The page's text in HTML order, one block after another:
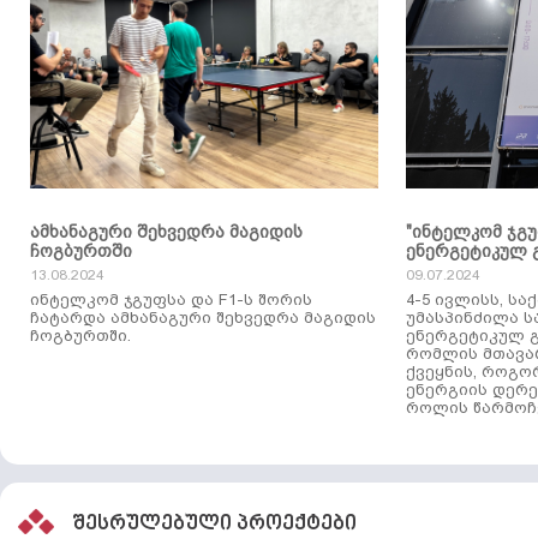
ამხანაგური შეხვედრა მაგიდის
ჩოგბურთში
13.08.2024
ინტელკომ ჯგუფსა და F1-ს შორის
ჩატარდა ამხანაგური შეხვედრა მაგიდის
ჩოგბურთში.
"ინტელკომ
ენერგეტიკულ
09.07.2024
4-5 ივლისს,
უმასპინძილა
ენერგეტიკულ
რომლის
ქვეყნის,
ენერგიის
როლის
შესრულებული პროექტები